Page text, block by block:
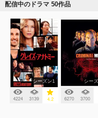
配信中のドラマ 50作品
シーズン1
4224 3139 4.2
シー
6270 3700